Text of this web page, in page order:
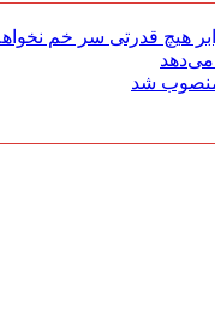
هیچ قدرتی سر خم
می‌دهد
منصوب شد